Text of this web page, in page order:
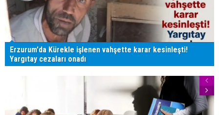
Erzurum'da Kürekle işlenen vahşette karar kesinleşti!
Yargıtay cezaları onadı